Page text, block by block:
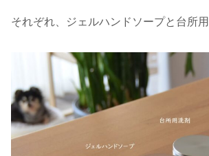
それぞれ、ジェルハンドソープと台所用